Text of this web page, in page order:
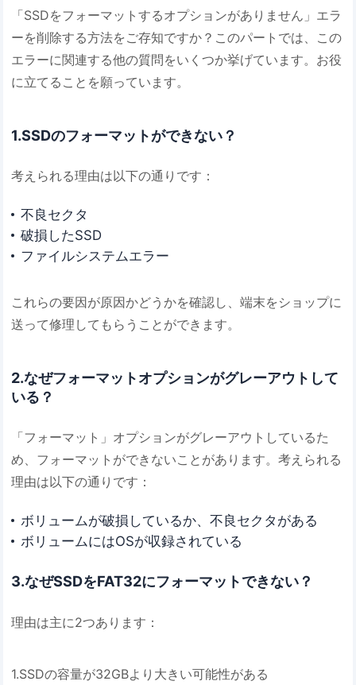
「SSDをフォーマットするオプションがありません」エラ
ーを削除する方法をご存知ですか？このパートでは、この
エラーに関連する他の質問をいくつか挙げています。お役
に立てることを願っています。
1.SSDのフォーマットができない？
考えられる理由は以下の通りです：
不良セクタ
破損したSSD
ファイルシステムエラー
これらの要因が原因かどうかを確認し、端末をショップに
送って修理してもらうことができます。
2.なぜフォーマットオプションがグレーアウトして
いる？
「フォーマット」オプションがグレーアウトしているた
め、フォーマットができないことがあります。考えられる
理由は以下の通りです：
ボリュームが破損しているか、不良セクタがある
ボリュームにはOSが収録されている
3.なぜSSDをFAT32にフォーマットできない？
理由は主に2つあります：
1.SSDの容量が32GBより大きい可能性がある